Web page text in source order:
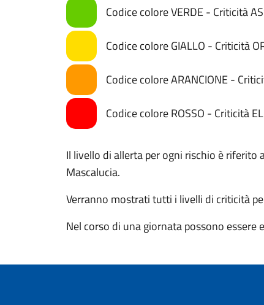
Codice colore VERDE - Criticità
Codice colore GIALLO - Criticità
Codice colore ARANCIONE -
Codice colore ROSSO - Criticità
Il livello di allerta per ogni rischio è riferito
Mascalucia.
Verranno mostrati tutti i livelli di criticità
Nel corso di una giornata possono essere